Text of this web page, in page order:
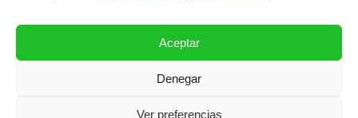
Aceptar
Denegar
Ver preferencias
@2025. LemonGrass Communications S.L.